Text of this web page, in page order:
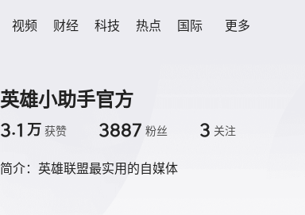
视频 财经 科技 热点 国际 更多
英雄小助手官方
3.1 万 获赞 3887 粉丝 3 关注
简介： 英雄联盟最实用的自媒体